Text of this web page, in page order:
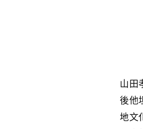
山田
後他
地文